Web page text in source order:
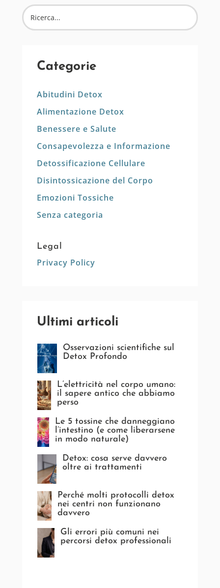
Categorie
Abitudini Detox
Alimentazione Detox
Benessere e Salute
Consapevolezza e Informazione
Detossificazione Cellulare
Disintossicazione del Corpo
Emozioni Tossiche
Senza categoria
Legal
Privacy Policy
Ultimi articoli
Osservazioni scientifiche sul
Detox Profondo
L’elettricità nel corpo umano:
il sapere antico che abbiamo
perso
Le 5 tossine che danneggiano
l’intestino (e come liberarsene
in modo naturale)
Detox: cosa serve davvero
oltre ai trattamenti
Perché molti protocolli detox
nei centri non funzionano
davvero
Gli errori più comuni nei
percorsi detox professionali